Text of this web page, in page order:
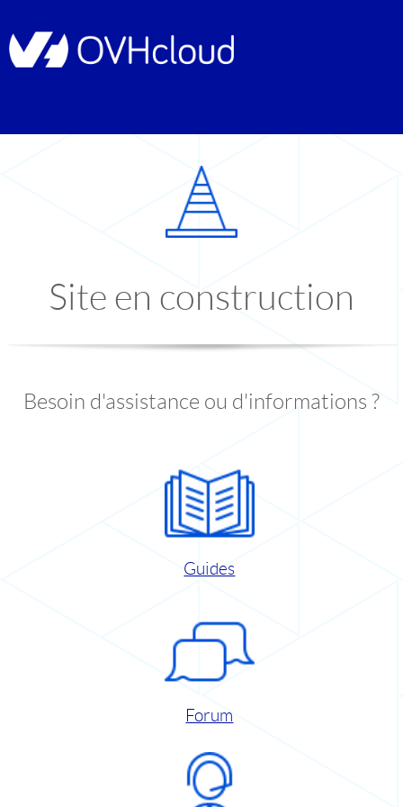
Site en construction
Besoin d'assistance ou d'informations ?
Guides
Forum